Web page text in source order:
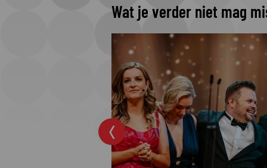
Wat je verder niet mag